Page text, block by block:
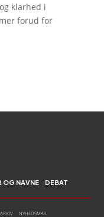
klarhed i
forud for
OG NAVNE DEBAT
ARKIV NYHEDSMAIL